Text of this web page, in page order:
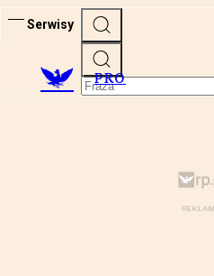
Serwisy
PRO